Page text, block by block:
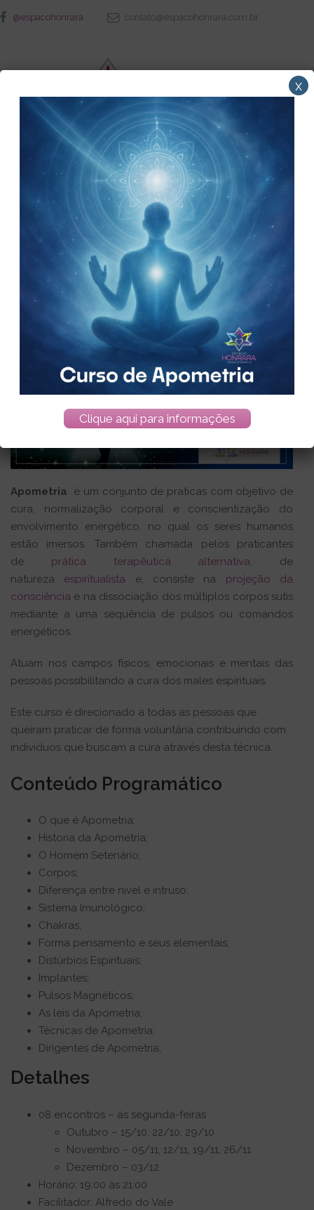
@espacohonrara contato@espacohonrara.com.br
Cursos e Atividades Curso de Apometria
Curso de Apometria
Apometria é um conjunto de praticas com objetivo de
cura, normalização corporal e conscientização do
envolvimento energético, no qual os seres humanos
estão imersos. Também chamada pelos praticantes
de prática terapêutica alternativa, de
natureza espiritualista e, consiste na projeção da
consciência e na dissociação dos múltiplos corpos sutis
mediante a uma sequência de pulsos ou comandos
energéticos.
Atuam nos campos físicos, emocionais e mentais das
pessoas possibilitando a cura dos males espirituais.
Este curso é direcionado a todas as pessoas que
queiram praticar de forma voluntária contribuindo com
indivíduos que buscam a cura através desta técnica.
Conteúdo Programático
O que é Apometria;
Historia da Apometria;
O Homem Setenário;
Corpos;
Diferença entre nível e intruso;
Sistema Imunológico;
Chakras;
Forma pensamento e seus elementais;
Distúrbios Espirituais;
Implantes;
Pulsos Magnéticos;
As leis da Apometria;
Técnicas de Apometria;
Dirigentes de Apometria;
Detalhes
08 encontros – às segunda-feiras
Outubro – 15/10, 22/10, 29/10
Novembro – 05/11, 12/11, 19/11, 26/11
Dezembro – 03/12
Horário: 19:00 às 21:00
Facilitador: Alfredo do Vale
Clique aqui para informações
x